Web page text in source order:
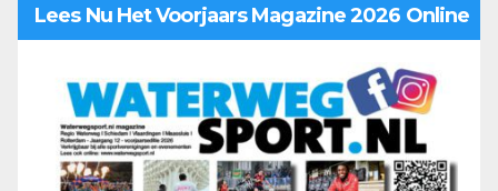
Lees Nu Het Voorjaars Magazine 2026 Online